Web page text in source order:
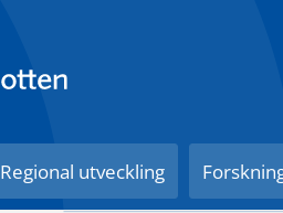
Regional utveckling